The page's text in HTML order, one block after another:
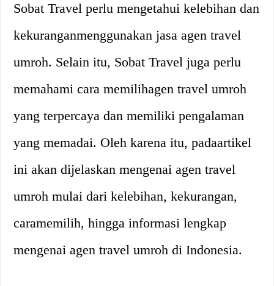
Sobat Travel perlu mengetahui kelebihan dan
kekuranganmenggunakan jasa agen travel
umroh. Selain itu, Sobat Travel juga perlu
memahami cara memilihagen travel umroh
yang terpercaya dan memiliki pengalaman
yang memadai. Oleh karena itu, padaartikel
ini akan dijelaskan mengenai agen travel
umroh mulai dari kelebihan, kekurangan,
caramemilih, hingga informasi lengkap
mengenai agen travel umroh di Indonesia.